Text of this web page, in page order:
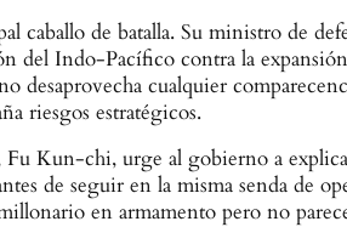
caballo de batalla. Su ministro de
del Indo-Pacífico contra la
desaprovecha cualquier
riesgos estratégicos.
Kun-chi, urge al gobierno a
de seguir en la misma senda de
en armamento pero no